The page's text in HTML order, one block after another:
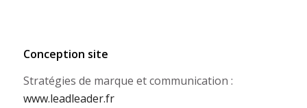
Conception site
Stratégies de marque et communication :
www.leadleader.fr